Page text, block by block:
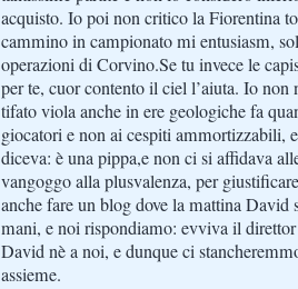
acquisto. Io poi non critico la Fiorentina
cammino in campionato mi entusiasm,
operazioni di Corvino.Se tu invece le
per te, cuor contento il ciel l’aiuta. Io non
tifato viola anche in ere geologiche fa
giocatori e non ai cespiti ammortizzabili,
diceva: è una pippa,e non ci si affidava
vangoggo alla plusvalenza, per
anche fare un blog dove la mattina David
mani, e noi rispondiamo: evviva il
David nè a noi, e dunque ci
assieme.